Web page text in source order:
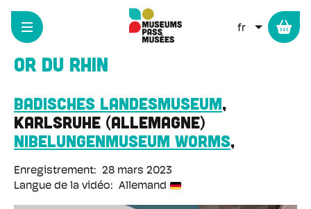
Aller
contenu
LISTER
Or du Rhin
Badisches Landesmuseum
Karlsruhe Allemagne
Nibelungenmuseum Worms
Enregistrement
28 mars 2023
Langue de la vidéo
Allemand
Panneau de gestion des cookies